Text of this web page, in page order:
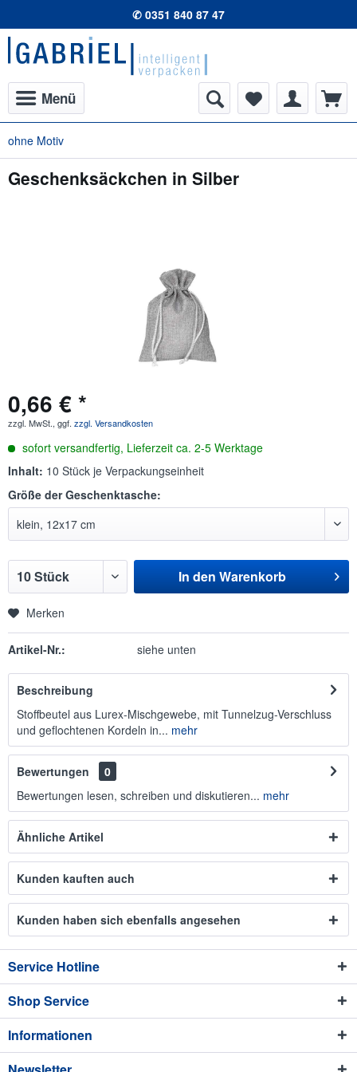
✆ 0351 840 87 47
Menü
ohne Motiv
Geschenksäckchen in Silber
0,66 € *
zzgl. MwSt., ggf. zzgl. Versandkosten
sofort versandfertig, Lieferzeit ca. 2-5 Werktage
Inhalt: 10 Stück je Verpackungseinheit
Größe der Geschenktasche:
In den Warenkorb
Merken
Artikel-Nr.: siehe unten
Beschreibung
Stoffbeutel aus Lurex-Mischgewebe, mit Tunnelzug-Verschluss
und geflochtenen Kordeln in... mehr
Bewertungen
0
Bewertungen lesen, schreiben und diskutieren... mehr
Ähnliche Artikel
Kunden kauften auch
Kunden haben sich ebenfalls angesehen
Service Hotline
Shop Service
Informationen